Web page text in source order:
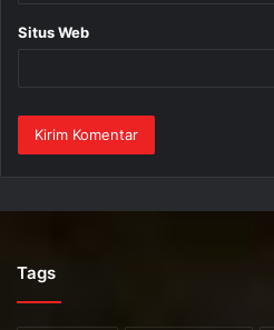
Situs Web
Tags